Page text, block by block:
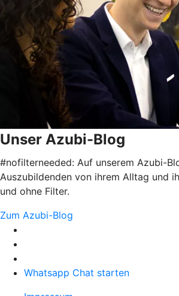
Unser Azubi-Blog
#nofilterneeded: Auf unserem Azubi-
Auszubildenden von ihrem Alltag und
und ohne Filter.
Zum Azubi-Blog
Whatsapp Chat starten